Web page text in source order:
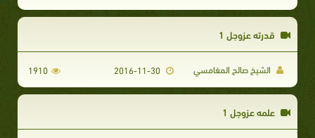
قدرته عزوجل 1
الشيخ صالح المغامسي 2016-11-30
1910
علمه عزوجل 1